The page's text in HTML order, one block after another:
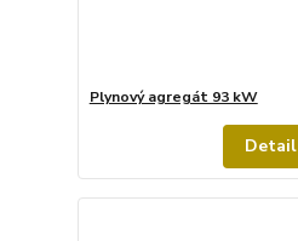
Plynový agregát 93 kW
Detail